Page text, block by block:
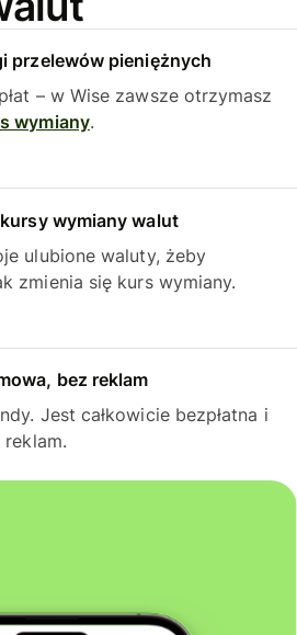
przelewów pieniężnych
– w Wise zawsze otrzymasz
wymiany.
wymiany walut
ulubione waluty, żeby
zmienia się kurs wymiany.
bez reklam
Jest całkowicie bezpłatna i